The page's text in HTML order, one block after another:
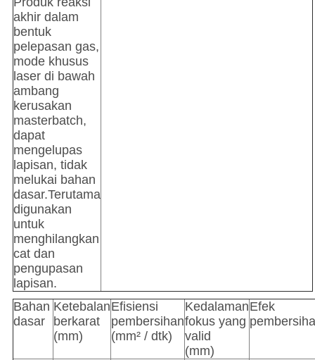
akhir dalam
bentuk
pelepasan gas,
mode khusus
laser di bawah
ambang
kerusakan
masterbatch,
dapat
mengelupas
lapisan, tidak
melukai bahan
dasar.Terutama
digunakan
untuk
menghilangkan
cat dan
pengupasan
lapisan.
Bahan
dasar
Ketebalan
berkarat
(mm)
Efisiensi
pembersihan
(mm² / dtk)
Kedalaman
fokus yang
valid
(mm)
Efek